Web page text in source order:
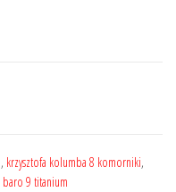
, krzysztofa kolumba 8 komorniki,
9 titanium